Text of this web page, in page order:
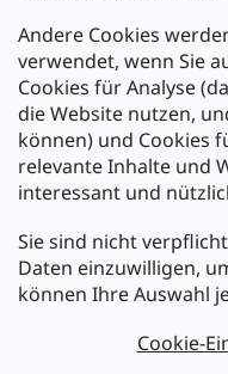
Andere Cookies
verwendet, wenn Sie
Cookies für Analyse
die Website nutzen,
können) und Cookies
relevante Inhalte und
interessant und
Sie sind nicht
Daten einzuwilligen,
können Ihre Auswahl
Cookie-
Zahlarten:
Newsletter
Legen Sie Ihre E-Mail ein
über neue Produkte in